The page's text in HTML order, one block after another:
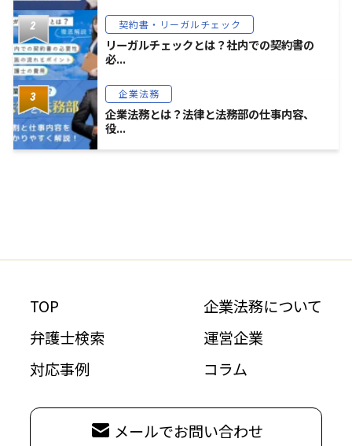
契約書・リーガルチェック
リーガルチェックとは？社内での契約書の
必...
企業法務
企業法務とは？法律と法務部の仕事内容、
役...
TOP
弁護士検索
対応事例
企業法務について
運営企業
コラム
メールでお問い合わせ